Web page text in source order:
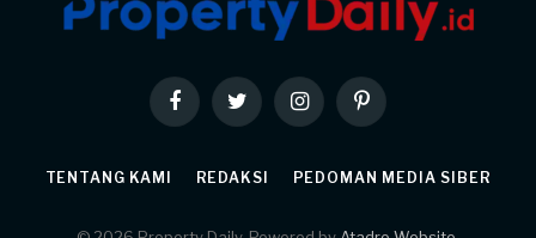
FacebookTwitter InstagramPinterest
TENTANG KAMI REDAKSI PEDOMAN MEDIA SIBER